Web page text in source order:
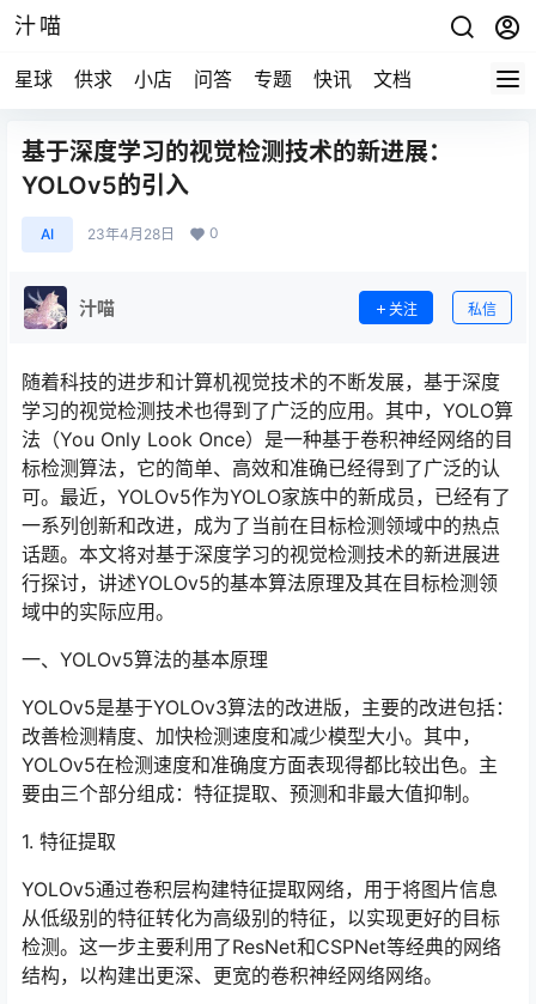
汁喵
星球 供求 小店 问答 专题 快讯 文档
基于深度学习的视觉检测技术的新进展：
YOLOv5的引入
AI 23年4月28日 0
汁喵 关注 私信
随着科技的进步和计算机视觉技术的不断发展，基于深度
学习的视觉检测技术也得到了广泛的应用。其中，YOLO算
法（You Only Look Once）是一种基于卷积神经网络的目
标检测算法，它的简单、高效和准确已经得到了广泛的认
可。最近，YOLOv5作为YOLO家族中的新成员，已经有了
一系列创新和改进，成为了当前在目标检测领域中的热点
话题。本文将对基于深度学习的视觉检测技术的新进展进
行探讨，讲述YOLOv5的基本算法原理及其在目标检测领
域中的实际应用。
一、YOLOv5算法的基本原理
YOLOv5是基于YOLOv3算法的改进版，主要的改进包括：
改善检测精度、加快检测速度和减少模型大小。其中，
YOLOv5在检测速度和准确度方面表现得都比较出色。主
要由三个部分组成：特征提取、预测和非最大值抑制。
1. 特征提取
YOLOv5通过卷积层构建特征提取网络，用于将图片信息
从低级别的特征转化为高级别的特征，以实现更好的目标
检测。这一步主要利用了ResNet和CSPNet等经典的网络
结构，以构建出更深、更宽的卷积神经网络网络。